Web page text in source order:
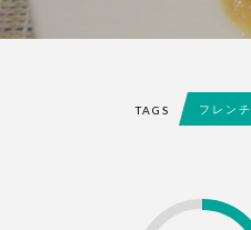
TAGS フレンチ